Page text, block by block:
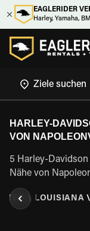
EAGLERIDER
Harley, Yamaha,
HARLEY-
VON
5 Harley-
Nähe von
\ LOUISIANA \